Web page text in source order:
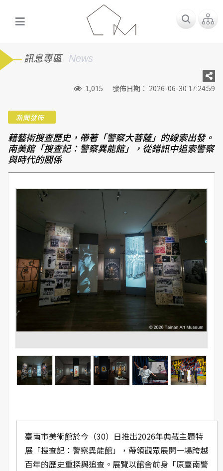
訊息專區 News
1,015 發佈日期： 2026-06-30 17:24:59
新聞發佈
藉藝術搜查歷史，帶著「警察大菩薩」的線索出發。
南美館「搜查記：警察異能館」，從錯訊中追索警察
與時代的關係
臺南市美術館於今（30）日推出2026年典藏主題特
展「搜查記：警察異能館」，帶領觀眾展開一場跨越
百年的歷史重探與追查。展覽以館舍前身「原臺南警